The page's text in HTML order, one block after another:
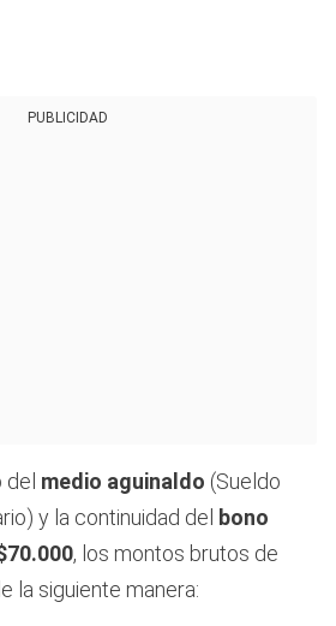
PUBLICIDAD
del medio aguinaldo (Sueldo
y la continuidad del bono
, los montos brutos de
la siguiente manera: